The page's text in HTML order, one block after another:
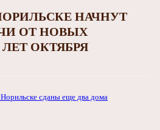
НАЧНУТ
ОТ НОВЫХ
ЛЕТ ОКТЯБРЯ